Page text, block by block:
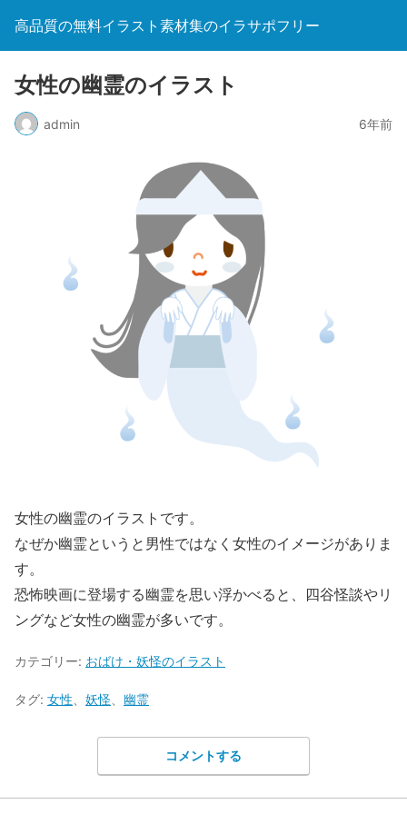
高品質の無料イラスト素材集のイラサポフリー
女性の幽霊のイラスト
admin 6年前
女性の幽霊のイラストです。
なぜか幽霊というと男性ではなく女性のイメージがありま
す。
恐怖映画に登場する幽霊を思い浮かべると、四谷怪談やリ
ングなど女性の幽霊が多いです。
カテゴリー: おばけ・妖怪のイラスト
タグ: 女性 妖怪 幽霊
コメントする